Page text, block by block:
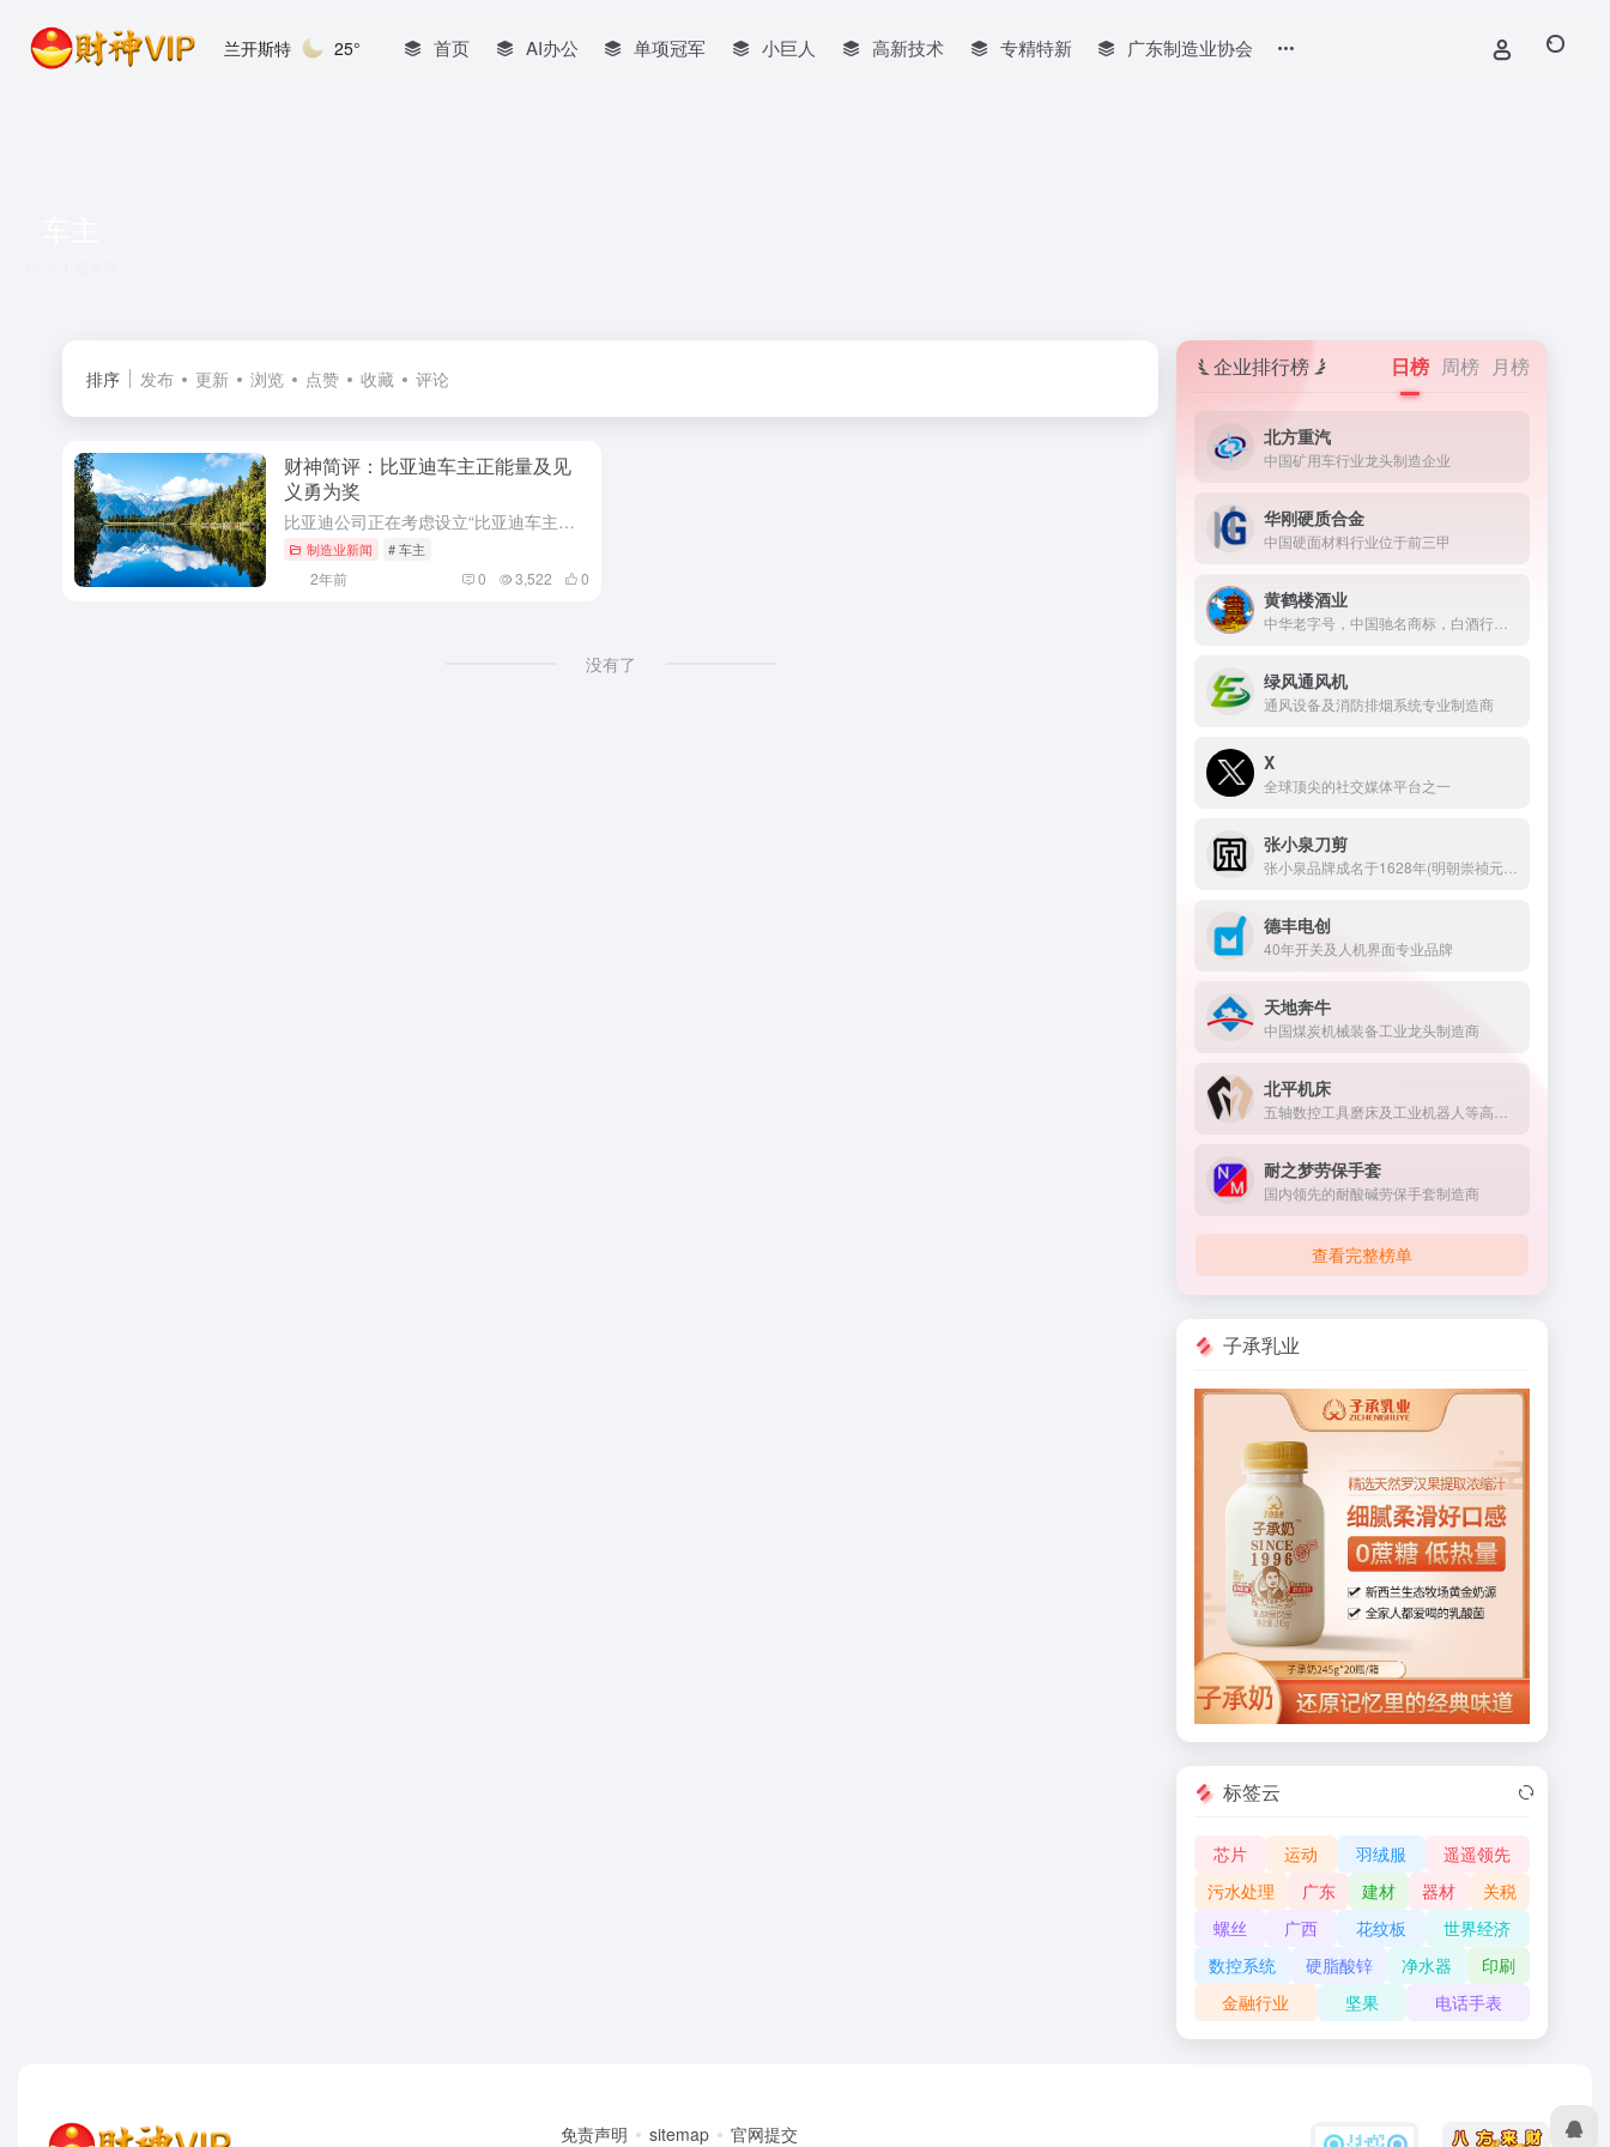
兰开斯特 25° 首页 AI办公 单项冠军 小巨人 高新技术 专精特新 广东制造业协会
排序 发布 更新 浏览 点赞 收藏 评论
财神简评：比亚迪车主正能量及见
义勇为奖
比亚迪公司正在考虑设立“比亚迪车主正能量及见义勇为奖”，对正能量及见义勇为车主给予5-20万元的奖励。财神小编听闻深感欣慰，财神小编建议比亚迪公司应该重奖制订这一“正能量及见义勇为奖”政策的相关高管。
制造业新闻 # 车主
2年前 0 3,522 0
没有了
企业排行榜 日榜 周榜 月榜
北方重汽
中国矿用车行业龙头制造企业
华刚硬质合金
中国硬面材料行业位于前三甲
黄鹤楼酒业
绿风通风机
通风设备及消防排烟系统专业制造商
X
全球顶尖的社交媒体平台之一
张小泉刀剪
德丰电创
40年开关及人机界面专业品牌
天地奔牛
中国煤炭机械装备工业龙头制造商
北平机床
耐之梦劳保手套
国内领先的耐酸碱劳保手套制造商
查看完整榜单
子承乳业
标签云
芯片 运动 羽绒服
遥遥领先
污水处理
广东 建材 器材
关税
螺丝
广西 花纹板
世界经济
数控系统
硬脂酸锌 净水器
印刷
金融行业
坚果 电话手表
免责声明 sitemap 官网提交